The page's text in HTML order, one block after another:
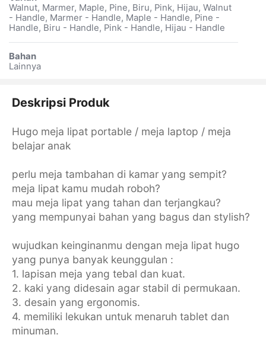
Walnut, Marmer, Maple, Pine, Biru, Pink, Hijau, Walnut
- Handle, Marmer - Handle, Maple - Handle, Pine -
Handle, Biru - Handle, Pink - Handle, Hijau - Handle
Bahan
Lainnya
Deskripsi Produk
Hugo meja lipat portable / meja laptop / meja
belajar anak
perlu meja tambahan di kamar yang sempit?
meja lipat kamu mudah roboh?
mau meja lipat yang tahan dan terjangkau?
yang mempunyai bahan yang bagus dan stylish?
wujudkan keinginanmu dengan meja lipat hugo
yang punya banyak keunggulan :
1. lapisan meja yang tebal dan kuat.
2. kaki yang didesain agar stabil di permukaan.
3. desain yang ergonomis.
4. memiliki lekukan untuk menaruh tablet dan
minuman.